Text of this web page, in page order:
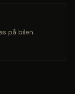
på bilen.